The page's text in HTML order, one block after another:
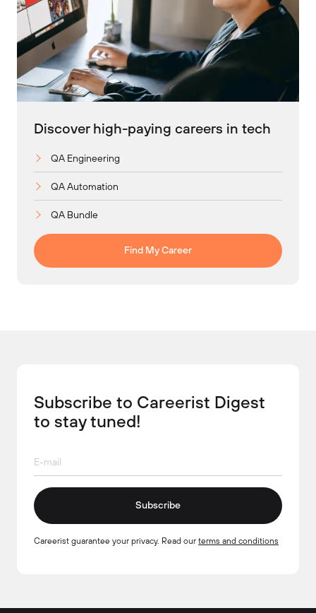
Discover high-paying careers in tech
QA Engineering
QA Automation
QA Bundle
Find My Career
Subscribe to Careerist Digest
to stay tuned!
Subscribe
Careerist guarantee your privacy. Read our terms and conditions